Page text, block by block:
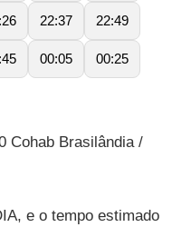
22:37 22:49
00:05 00:25
Cohab Brasilândia /
e o tempo estimado